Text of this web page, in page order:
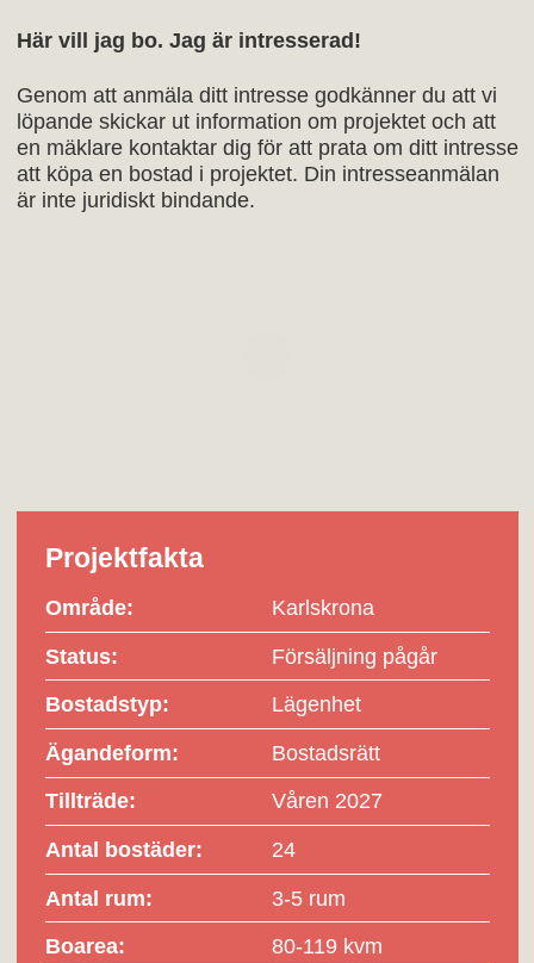
Här vill jag bo. Jag är intresserad!
Genom att anmäla ditt intresse godkänner du att vi
löpande skickar ut information om projektet och att
en mäklare kontaktar dig för att prata om ditt intresse
att köpa en bostad i projektet. Din intresseanmälan
är inte juridiskt bindande.
Projektfakta
Område: Karlskrona
Status: Försäljning pågår
Bostadstyp: Lägenhet
Ägandeform: Bostadsrätt
Tillträde: Våren 2027
Antal bostäder: 24
Antal rum: 3-5 rum
Boarea: 80-119 kvm